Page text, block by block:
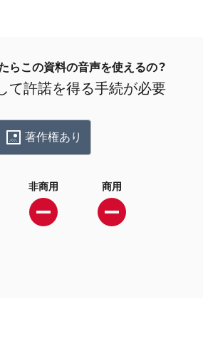
らこの資料の音声を使えるの？
て許諾を得る手続が必要
著作権あり
非商用 商用